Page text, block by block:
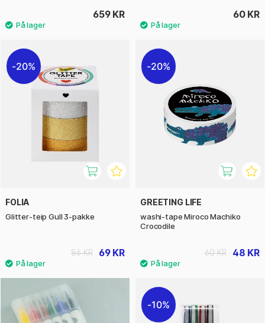
659 KR 60 KR
20%
FOLIA
Glitter-teip Gull 3-pakke
69 KR
86 KR
20%
GREETING LIFE
washi-tape Miroco Machiko
Crocodile
48 KR
60 KR
10%